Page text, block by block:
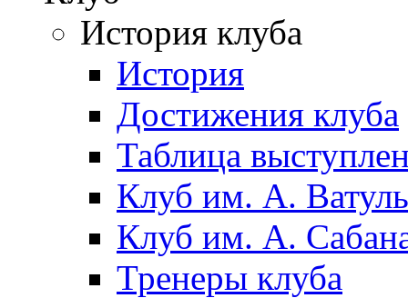
История клуба
История
Достижения клуба
Таблица
Клуб им. А.
Клуб им. А.
Тренеры клуба